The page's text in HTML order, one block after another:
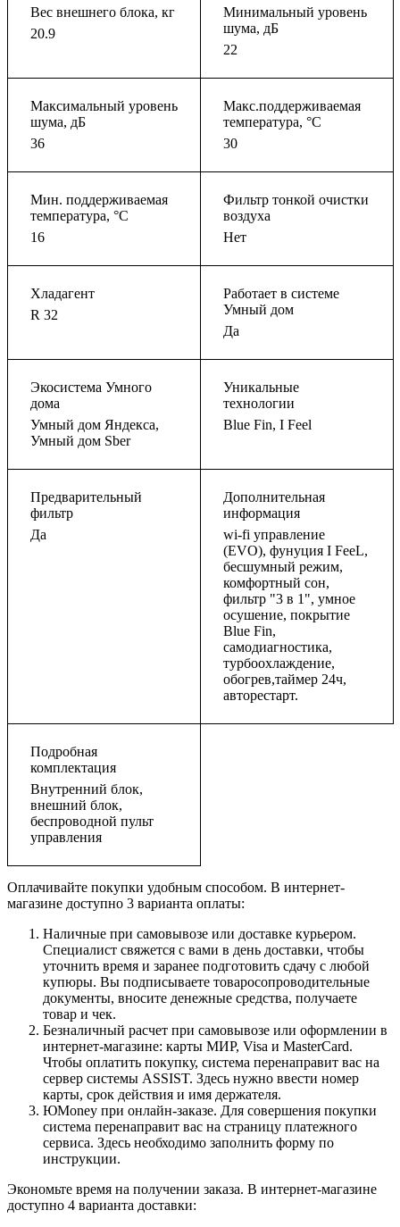
Вес внешнего блока, кг
20.9
Минимальный уровень
шума, дБ
22
Максимальный уровень
шума, дБ
36
Макс.поддерживаемая
температура, °C
30
Мин. поддерживаемая
температура, °C
16
Фильтр тонкой очистки
воздуха
Нет
Хладагент
R 32
Работает в системе
Умный дом
Да
Экосистема Умного
дома
Умный дом Яндекса,
Умный дом Sber
Уникальные
технологии
Blue Fin, I Feel
Предварительный
фильтр
Да
Дополнительная
информация
wi-fi управление
(ЕVO), фунуция I FееL,
бесшумный режим,
комфортный сон,
фильтр "3 в 1", умное
осушение, покрытие
Blue Fin,
самодиагностика,
турбоохлаждение,
обогрев,таймер 24ч,
авторестарт.
Подробная
комплектация
Внутренний блок,
внешний блок,
беспроводной пульт
управления
Оплачивайте покупки удобным способом. В интернет-
магазине доступно 3 варианта оплаты:
Наличные при самовывозе или доставке курьером.
Специалист свяжется с вами в день доставки, чтобы
уточнить время и заранее подготовить сдачу с любой
купюры. Вы подписываете товаросопроводительные
документы, вносите денежные средства, получаете
товар и чек.
Безналичный расчет при самовывозе или оформлении в
интернет-магазине: карты МИР, Visa и MasterCard.
Чтобы оплатить покупку, система перенаправит вас на
сервер системы ASSIST. Здесь нужно ввести номер
карты, срок действия и имя держателя.
ЮMoney при онлайн-заказе. Для совершения покупки
система перенаправит вас на страницу платежного
сервиса. Здесь необходимо заполнить форму по
инструкции.
Экономьте время на получении заказа. В интернет-магазине
доступно 4 варианта доставки: